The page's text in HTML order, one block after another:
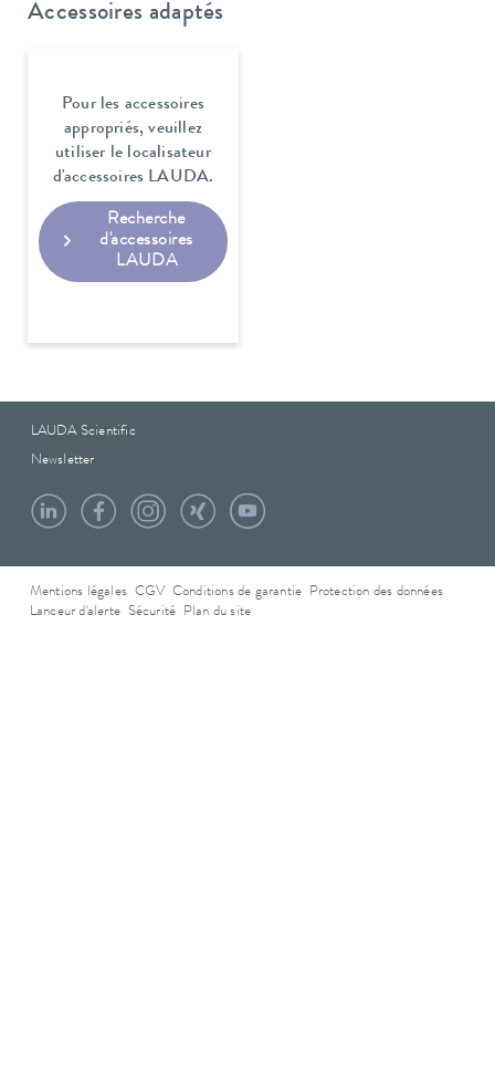
Accessoires adaptés
Pour les accessoires
appropriés, veuillez
utiliser le localisateur
d'accessoires LAUDA.
Recherche
d'accessoires
LAUDA
LAUDA Scientific
Newsletter
Mentions légales CGV Conditions de garantie
Protection des données
Lanceur d'alerte Sécurité Plan du site